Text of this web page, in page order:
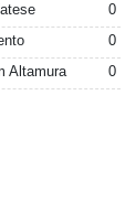
0
0
Altamura
0